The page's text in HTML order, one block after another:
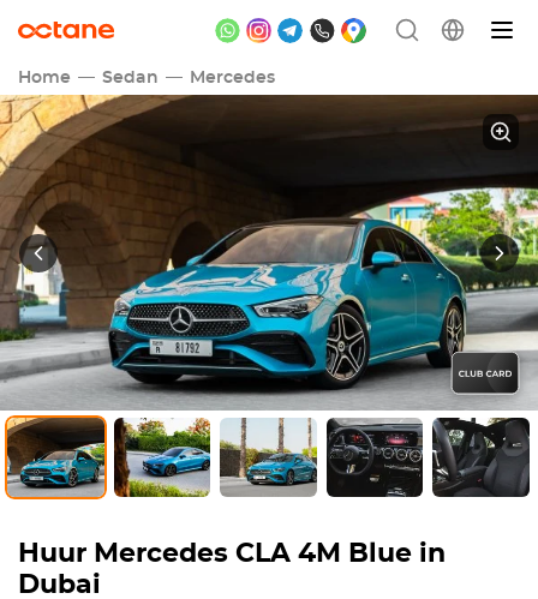
Home Sedan Mercedes
Huur Mercedes CLA 4M Blue in
Dubai